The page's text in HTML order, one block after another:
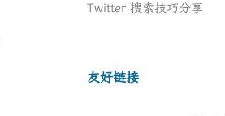
Twitter 搜索技巧分享
友好链接